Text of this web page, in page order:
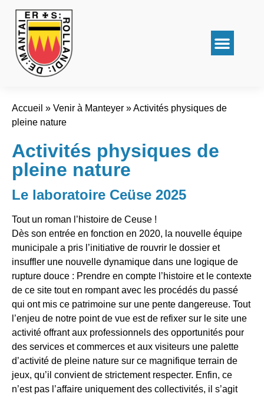
Accueil » Venir à Manteyer »Activités physiques de
pleine nature
Activités physiques de
pleine nature
Le laboratoire Ceüse 2025
Tout un roman l’histoire de Ceuse !
Dès son entrée en fonction en 2020, la nouvelle équipe
municipale a pris l’initiative de rouvrir le dossier et
insuffler une nouvelle dynamique dans une logique de
rupture douce : Prendre en compte l’histoire et le contexte
de ce site tout en rompant avec les procédés du passé
qui ont mis ce patrimoine sur une pente dangereuse. Tout
l’enjeu de notre point de vue est de refixer sur le site une
activité offrant aux professionnels des opportunités pour
des services et commerces et aux visiteurs une palette
d’activité de pleine nature sur ce magnifique terrain de
jeux, qu’il convient de strictement respecter. Enfin, ce
n’est pas l’affaire uniquement des collectivités, il s’agit